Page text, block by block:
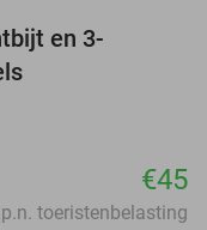
en 3-
€45
toeristenbelasting